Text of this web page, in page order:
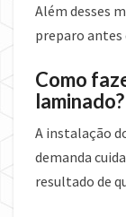
Além desses
preparo antes
Como
laminado?
A instalação
demanda
resultado de